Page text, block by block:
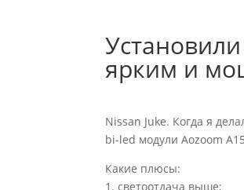
ярким и
Nissan Juke. Когда я
bi-led модули Aozoom
Какие плюсы:
1. светоотдача выше;